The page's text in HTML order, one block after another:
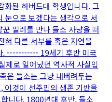
화된 하버드대 학생입니다. 그
눈으로 보겠다는 생각으로 서
밀러를 만나 들소 사냥을 떠
혀 다른 서부를 혹은 자연을
. ----------- 19세기 후반 미국
제로 일어났던 역사적 사실입
은 들소는 그냥 내버려두는
이것이 선주민의 생존 기반을
니다. 1800년대 후반, 들소